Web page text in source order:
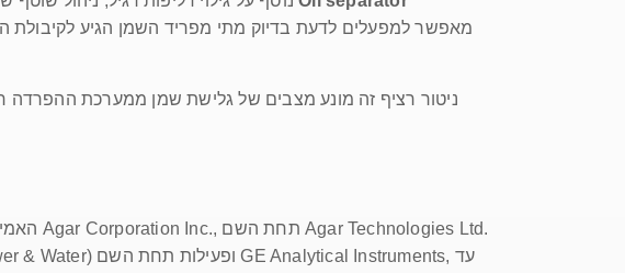
ניטור רציף זה מונע מצבים של גלישת שמן ממערכת ההפרדה